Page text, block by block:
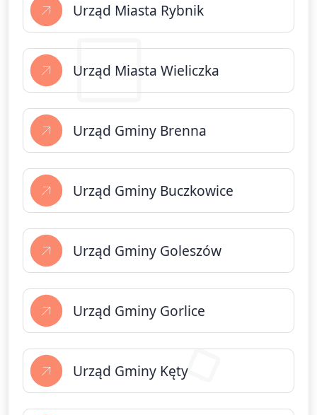
Urząd Miasta Rybnik
Urząd Miasta Wieliczka
Urząd Gminy Brenna
Urząd Gminy Buczkowice
Urząd Gminy Goleszów
Urząd Gminy Gorlice
Urząd Gminy Kęty